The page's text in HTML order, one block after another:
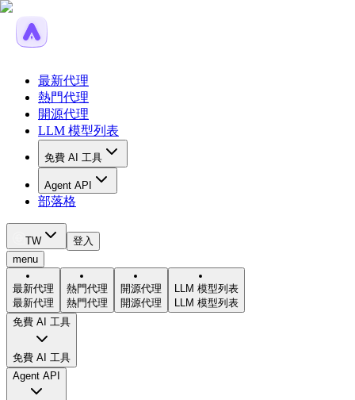
最新代理
熱門代理
開源代理
LLM 模型列表
免費 AI 工具
Agent API
部落格
TW
登入
menu
最新代理
最新代理
熱門代理
熱門代理
開源代理
開源代理
LLM 模型列表
LLM 模型列表
免費 AI 工具
免費 AI 工具
Agent API